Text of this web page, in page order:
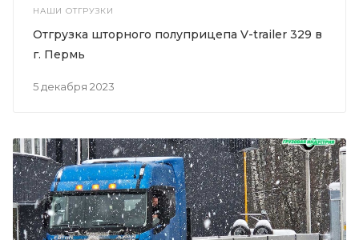
НАШИ ОТГРУЗКИ
5 декабря 2023
Отгрузка шторного полуприцепа V-trailer 329 в
г. Пермь